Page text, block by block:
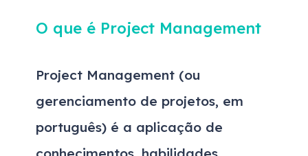
O que é Project Management
Project Management (ou
gerenciamento de projetos, em
português) é a aplicação de